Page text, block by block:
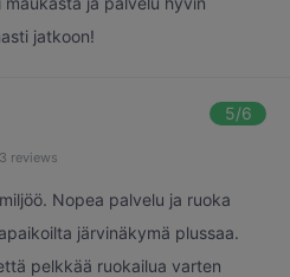
jatkoon!
5/6
reviews
Nopea palvelu ja ruoka
järvinäkymä plussaa.
pelkkää ruokailua varten